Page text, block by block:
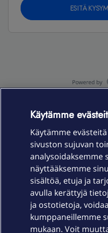
ESITÄ
Laitteet & liittymät
Palvelut
Käytämme
Käytämme
sivuston sujuvan
analysoidaksemme
näyttääksemme
sisältöä, etuja ja
avulla kerättyjä
ja ostotietoja,
kumppaneillemme
mukaan. Voit